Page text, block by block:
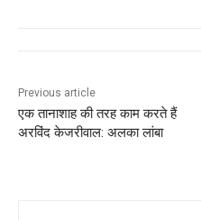
Previous article
एक तानाशाह की तरह काम करते हैं
अरविंद केजरीवाल: अलका लांबा